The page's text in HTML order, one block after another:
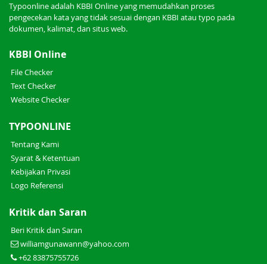
Typoonline adalah KBBI Online yang memudahkan proses
pengecekan kata yang tidak sesuai dengan KBBI atau typo pada
dokumen, kalimat, dan situs web.
KBBI Online
File Checker
Text Checker
Website Checker
TYPOONLINE
Tentang Kami
Syarat & Ketentuan
Kebijakan Privasi
Logo Referensi
Kritik dan Saran
Beri Kritik dan Saran
williamgunawann@yahoo.com
+62 83875755726